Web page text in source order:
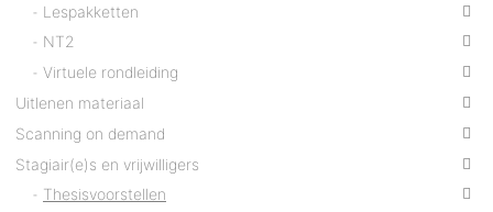
Lespakketten
NT2
Virtuele rondleiding
Uitlenen materiaal
Scanning on demand
Stagiair(e)s en vrijwilligers
Thesisvoorstellen